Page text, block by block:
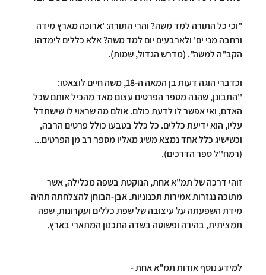
"וכי כל התורה למד משה? והרי התורה: 'ארוכה מארץ מידה
ורחבה מני ים' ולארבעים יום למד משה? אלא כללים לימדהו
הקב"ה למשה". (מדרש הגדול, שמות).
וכדברי הוגה דעות בן המאה ה-18, משה חיים לוצאטו:
''התבונן, שהנה מספר הפרטים עצום מאד מהכיל אותם שכל
האדם, ואי אפשר לו לדעת כולם. אולם מה שראוי לו שישתדל
עליו, הוא ידיעת כללים. כל כלל בטבעו כולל פרטים הרבה,
וכשישיג כלל אחד נמצא משיג מאליו מספר רב מן הפרטים...
(רמח''ל ספר הדרכים).
זוהי דרכה של תמ"א אחת, הנוקטת בשפה מכלילה, אשר
מתוכה נגזרות אמירות תכנוניות. אבן-הבוחן להצלחתה תהיה
מידת השפעתה על עיצובה של שפת כללים ועקרונות, שפה
תמציתית, בהירה ופשוטה בשדה התכנון המתארי בארץ.
למידע נוסף אודות תמ"א אחת -